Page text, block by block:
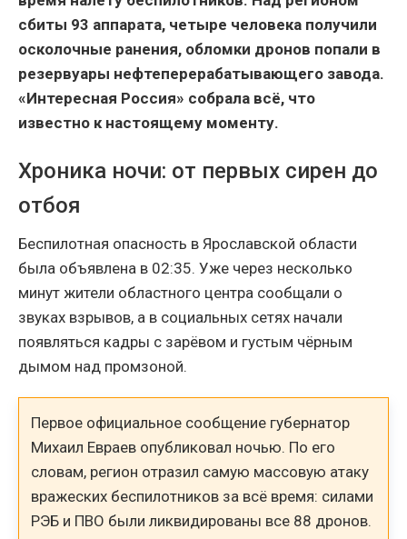
сбиты 93 аппарата, четыре человека получили
осколочные ранения, обломки дронов попали в
резервуары нефтеперерабатывающего завода.
«Интересная Россия» собрала всё, что
известно к настоящему моменту.
Хроника ночи: от первых сирен до
отбоя
Беспилотная опасность в Ярославской области
была объявлена в 02:35. Уже через несколько
минут жители областного центра сообщали о
звуках взрывов, а в социальных сетях начали
появляться кадры с зарёвом и густым чёрным
дымом над промзоной.
Первое официальное сообщение губернатор
Михаил Евраев опубликовал ночью. По его
словам, регион отразил самую массовую атаку
вражеских беспилотников за всё время: силами
РЭБ и ПВО были ликвидированы все 88 дронов.